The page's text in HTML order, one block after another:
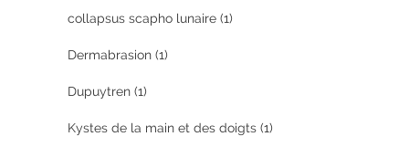
collapsus scapho lunaire (1)
Dermabrasion (1)
Dupuytren (1)
Kystes de la main et des doigts (1)